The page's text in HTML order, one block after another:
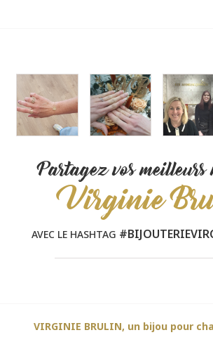
Partagez vos meilleurs
Virginie
AVEC LE HASHTAG
VIRGINIE BRULIN, un bijou pour